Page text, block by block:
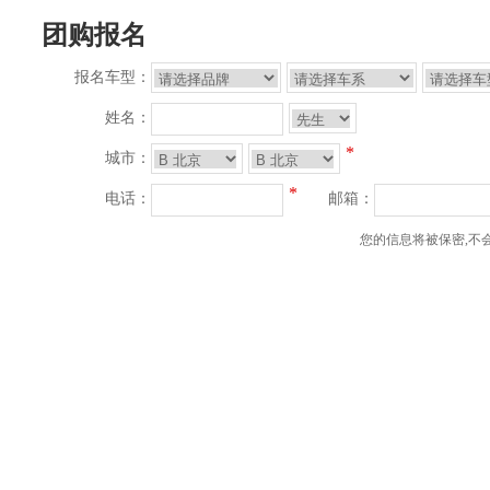
团购报名
报名车型：
姓名：
城市： *
电话： * 邮箱：
您的信息将被保密,不